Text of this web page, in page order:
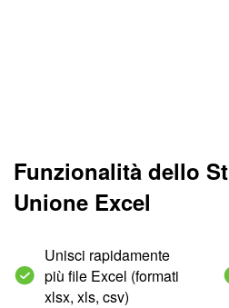
Funzionalità dello
Unione Excel
Unisci rapidamente
più file Excel (formati
xlsx, xls, csv)